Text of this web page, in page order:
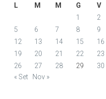
L
M M G V
1
2
5
6 7 8 9
12
13 14 15 16
19
20 21 22 23
26
27 28 29 30
« Set
Nov »